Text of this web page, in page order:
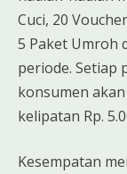
Cuci, 20
5 Paket Umroh
periode. Setiap
konsumen
kelipatan Rp.
Kesempatan